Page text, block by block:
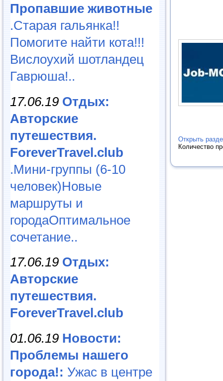
Пропавшие животные
.Старая гальянка!!
Помогите найти кота!!!
Вислоухий шотландец
Гаврюша!..
17.06.19 Отдых:
Авторские
путешествия.
ForeverTravel.club
.Мини-группы (6-10
человек)Новые
маршруты и
городаОптимальное
сочетание..
17.06.19 Отдых:
Авторские
путешествия.
ForeverTravel.club
01.06.19 Новости:
Проблемы нашего
города!: Ужас в центре
Открыть